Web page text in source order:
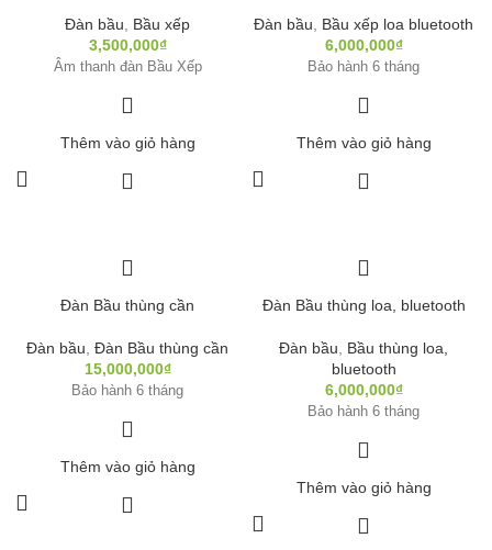
Đàn bầu
Bầu xếp
3,500,000₫
Âm thanh đàn Bầu Xếp
Thêm vào giỏ hàng
Đàn bầu
Bầu xếp loa bluetooth
6,000,000₫
Bảo hành 6 tháng
Thêm vào giỏ hàng
Đàn Bầu thùng cần
Đàn bầu ,Đàn Bầu thùng cần
15,000,000₫
Bảo hành 6 tháng
Thêm vào giỏ hàng
Đàn Bầu thùng loa, bluetooth
Đàn bầu
Bầu thùng loa,
bluetooth
6,000,000₫
Bảo hành 6 tháng
Thêm vào giỏ hàng